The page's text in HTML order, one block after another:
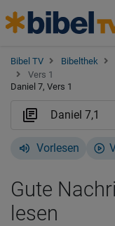
Bibel TV Bibelthek
Vers 1
Daniel 7, Vers 1
Vorlesen
Gute
lesen